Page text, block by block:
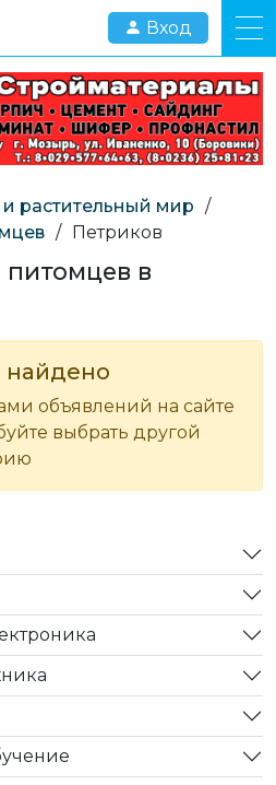
Вход
растительный мир /
/ Петриков
питомцев в
найдено
объявлений на сайте
выбрать другой